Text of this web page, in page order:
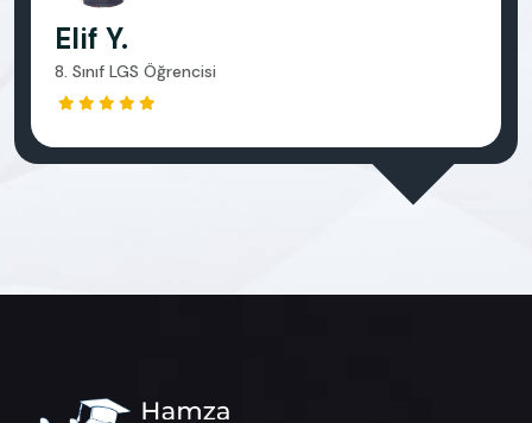
Elif Y.
8. Sınıf LGS Öğrencisi